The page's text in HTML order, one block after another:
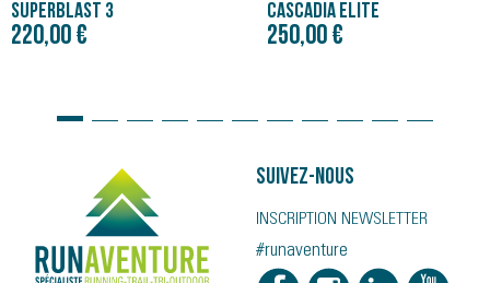
CASCADIA ELITE
250,00 € 4,00 €
Suivez-nous
INSCRIPTION NEWSLETTER
#runaventure